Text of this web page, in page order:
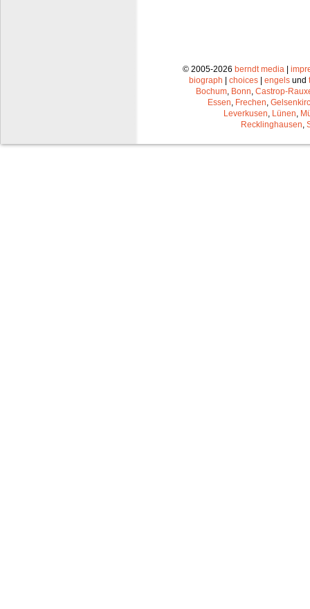
© 2005-2026 berndt media |
biograph | choices | engels und
Bochum Bonn Castrop-
Essen Frechen
Leverkusen Lünen
Recklinghausen